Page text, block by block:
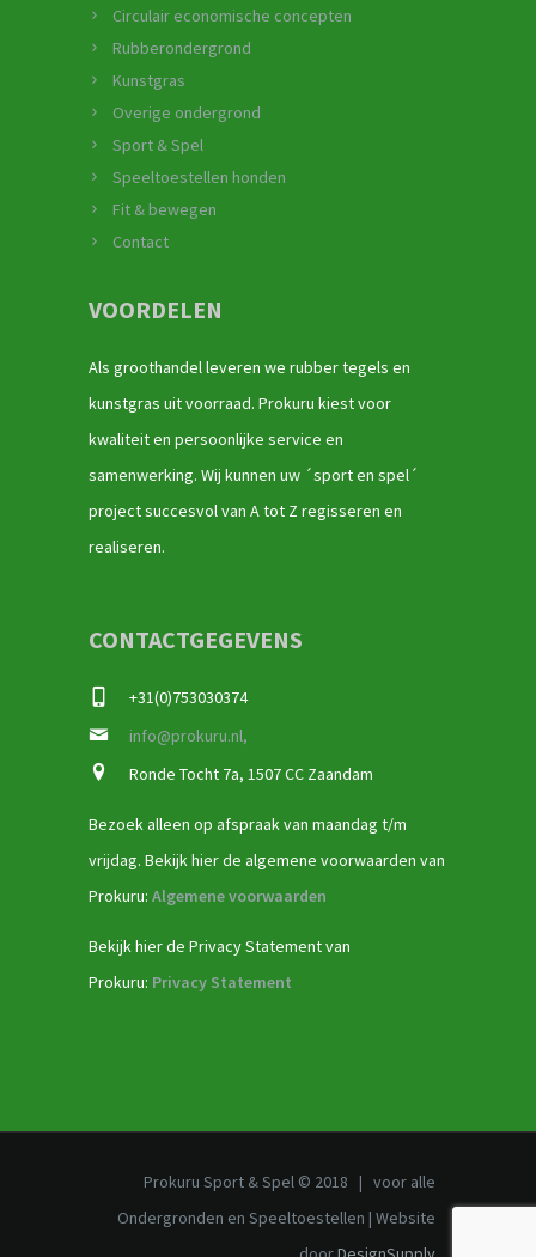
Circulair economische concepten
Rubberondergrond
Kunstgras
Overige ondergrond
Sport & Spel
Speeltoestellen honden
Fit & bewegen
Contact
VOORDELEN
Als groothandel leveren we rubber tegels en
kunstgras uit voorraad. Prokuru kiest voor
kwaliteit en persoonlijke service en
samenwerking. Wij kunnen uw ´sport en spel´
project succesvol van A tot Z regisseren en
realiseren.
CONTACTGEGEVENS
+31(0)753030374
info@prokuru.nl,
Ronde Tocht 7a, 1507 CC Zaandam
Bezoek alleen op afspraak van maandag t/m
vrijdag. Bekijk hier de algemene voorwaarden van
Prokuru: Algemene voorwaarden
Bekijk hier de Privacy Statement van
Prokuru: Privacy Statement
Prokuru Sport & Spel © 2018 | voor alle
Ondergronden en Speeltoestellen | Website